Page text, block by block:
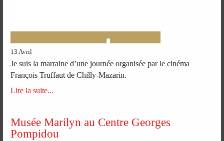
13 Avril
Je suis la marraine d’une journée organisée par le cinéma
François Truffaut de Chilly-Mazarin.
Lire la suite...
Musée Marilyn au Centre Georges
Pompidou